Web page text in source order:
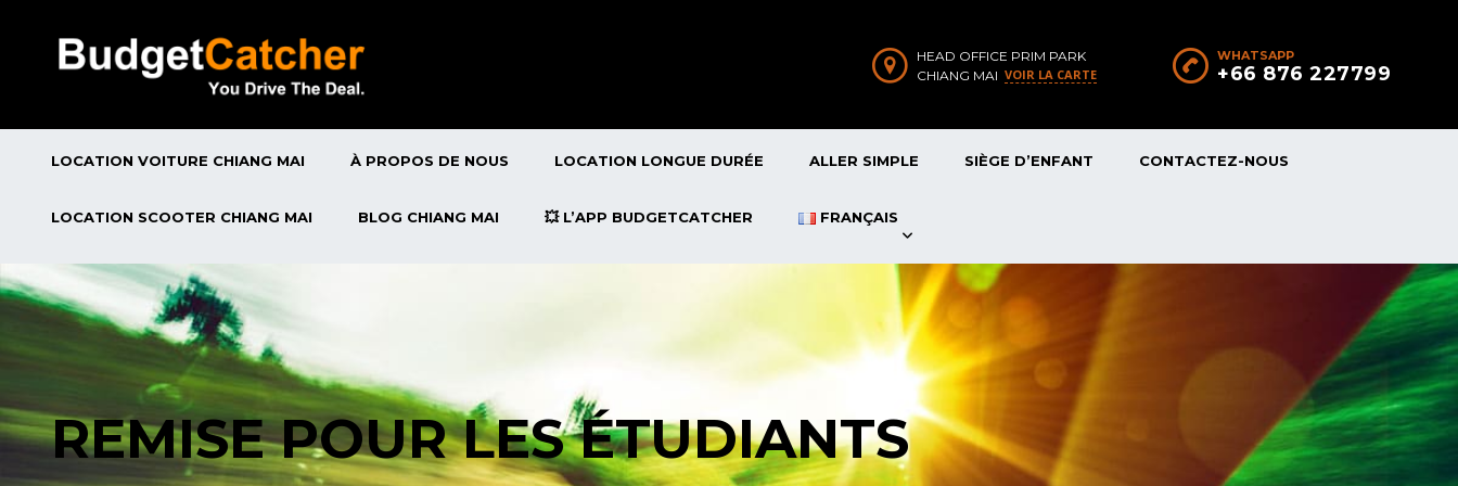
WHATSAPP
+66 876 227799
HEAD OFFICE PRIM PARK
CHIANG MAI VOIR LA CARTE
LOCATION VOITURE CHIANG MAI À PROPOS DE NOUS LOCATION LONGUE DURÉE ALLER SIMPLE SIÈGE D’ENFANT CONTACTEZ-NOUS
LOCATION SCOOTER CHIANG MAI BLOG CHIANG MAI 💥 L’APP BUDGETCATCHER FRANÇAIS
REMISE POUR LES ÉTUDIANTS